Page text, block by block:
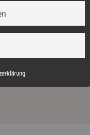
des Besuchers